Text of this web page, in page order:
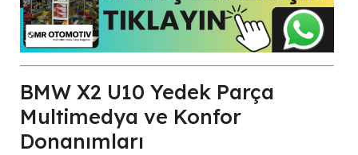
BMW X2 U10 Yedek Parça
Multimedya ve Konfor
Donanımları